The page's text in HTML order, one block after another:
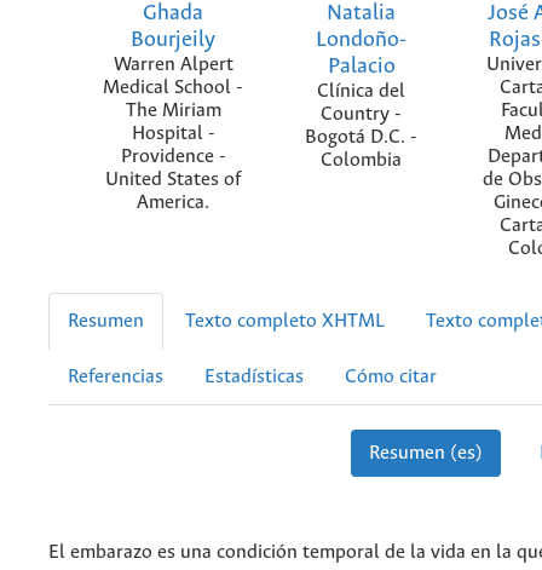
Ghada
Bourjeily
Warren Alpert
Medical School -
The Miriam
Hospital -
Providence -
United States of
America.
Natalia
Londoño-
Palacio
Clínica del
Country -
Bogotá D.C. -
Colombia
José
de
Resumen Texto completo XHTML Texto
Referencias Estadísticas Cómo citar
Resumen (es)
El embarazo es una condición temporal de la vida en la